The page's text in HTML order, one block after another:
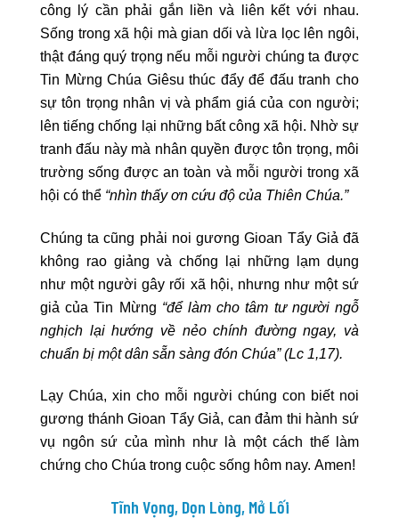
công lý cần phải gắn liền và liên kết với nhau.
Sống trong xã hội mà gian dối và lừa lọc lên ngôi,
thật đáng quý trọng nếu mỗi người chúng ta được
Tin Mừng Chúa Giêsu thúc đẩy để đấu tranh cho
sự tôn trọng nhân vị và phẩm giá của con người;
lên tiếng chống lại những bất công xã hội. Nhờ sự
tranh đấu này mà nhân quyền được tôn trọng, môi
trường sống được an toàn và mỗi người trong xã
hội có thể “nhìn thấy ơn cứu độ của Thiên Chúa.”
Chúng ta cũng phải noi gương Gioan Tẩy Giả đã
không rao giảng và chống lại những lạm dụng
như một người gây rối xã hội, nhưng như một sứ
giả của Tin Mừng “để làm cho tâm tư người ngỗ
nghịch lại hướng về nẻo chính đường ngay, và
chuẩn bị một dân sẵn sàng đón Chúa”(Lc 1,17).
Lạy Chúa, xin cho mỗi người chúng con biết noi
gương thánh Gioan Tẩy Giả, can đảm thi hành sứ
vụ ngôn sứ của mình như là một cách thế làm
chứng cho Chúa trong cuộc sống hôm nay. Amen!
Tĩnh Vọng, Dọn Lòng, Mở Lối